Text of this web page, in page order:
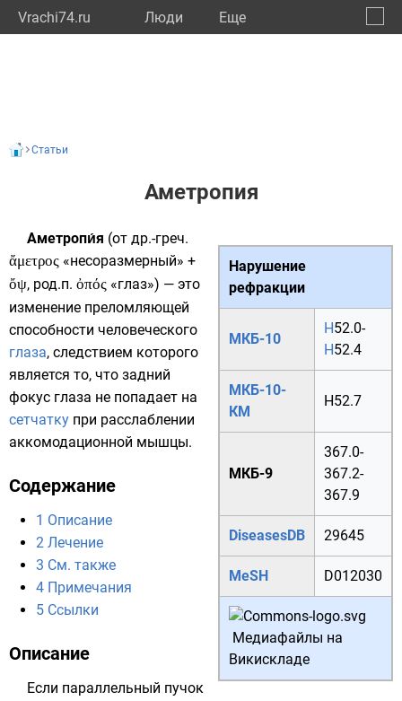
Vrachi74.ru Люди Eще
Статьи
Аметропия
Нарушение
рефракции
МКБ-10
H52.0-
H52.4
МКБ-10-
КМ
H52.7
МКБ-9
367.0-
367.2-
367.9
DiseasesDB 29645
MeSH D012030
Медиафайлы на
Викискладе
Аметропи́я (от др.-греч.
ἄμετρος «несоразмерный» +
ὄψ, род.п. ὀπός «глаз») — это
изменение преломляющей
способности человеческого
глаза, следствием которого
является то, что задний
фокус глаза не попадает на
сетчатку при расслаблении
аккомодационной мышцы.
Содержание
1 Описание
2 Лечение
3 См. также
4 Примечания
5 Ссылки
Описание
Если параллельный пучок